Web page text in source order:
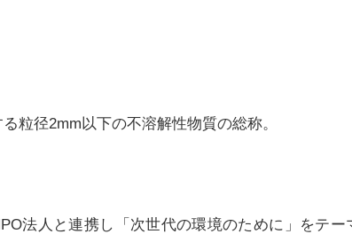
粒径2mm以下の不溶解性物質の総称。
法人と連携し「次世代の環境のために」をテー